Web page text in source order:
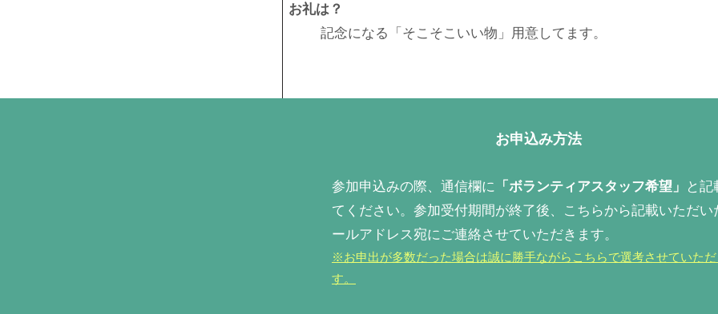
お礼は？
記念になる「そこそこいい物」用意してます。
​お申込み方法
参加申込みの際、通信欄に 「ボランティアスタッフ希望」
と記
てください。参加受付期間が終了後、こちらから記載いただい
ールアドレス宛にご連絡させていただきます。
※お申出が多数だった場合は誠に勝手ながらこちらで選考させていただ
す。